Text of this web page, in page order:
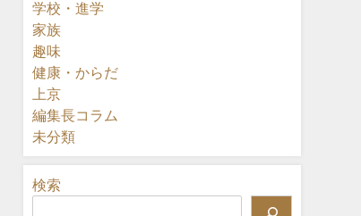
学校・進学
家族
趣味
健康・からだ
上京
編集長コラム
未分類
検索